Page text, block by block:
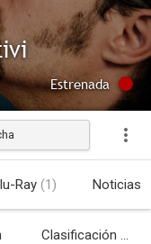
Estrenada
Ray (1) Noticias
Clasificación por edades